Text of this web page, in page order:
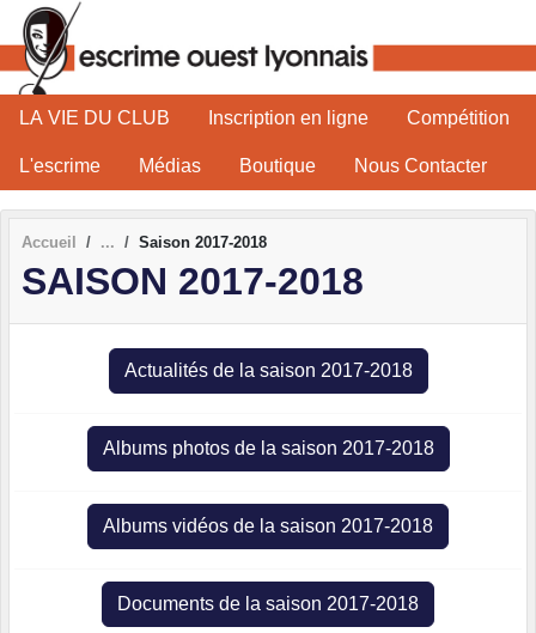
LA VIE DU CLUB Inscription en ligne Compétition
L'escrime Médias Boutique Nous Contacter
Accueil Saison 2017-2018
SAISON 2017-2018
Actualités de la saison 2017-2018
Albums photos de la saison 2017-2018
Albums vidéos de la saison 2017-2018
Documents de la saison 2017-2018
Panneau de gestion des cookies